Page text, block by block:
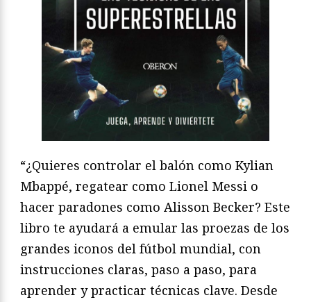
“¿Quieres controlar el balón como Kylian
Mbappé, regatear como Lionel Messi o
hacer paradones como Alisson Becker? Este
libro te ayudará a emular las proezas de los
grandes iconos del fútbol mundial, con
instrucciones claras, paso a paso, para
aprender y practicar técnicas clave. Desde